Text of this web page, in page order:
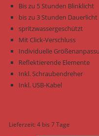
Bis zu 5 Stunden Blinklicht
bis zu 3 Stunden Dauerlicht
spritzwassergeschützt
Mit Click-Verschluss
Individuelle
Reflektierende Elemente
Inkl. Schraubendreher
Inkl. USB-Kabel
Lieferzeit:4 bis 7 Tage